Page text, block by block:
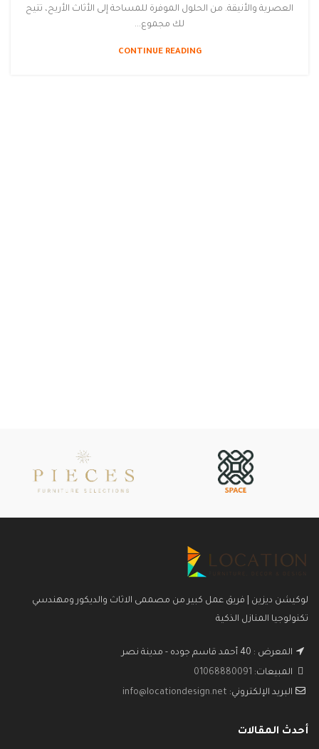
العصرية والأنيقة. من الحلول الموفرة للمساحة إلى الأثاث الأريح، تتيح
لك مجموع...
CONTINUE READING
لوكيشن ديزين | فريق عمل كبير من مصممى الاثاث والديكور ومهندسي
تكنولوجيا المنازل الذكية
المعرض : 40 أحمد قاسم جوده - مدينة نصر
المبيعات: 01068880091
البريد الإلكتروني: info@locationdesign.net
أحدث المقالات